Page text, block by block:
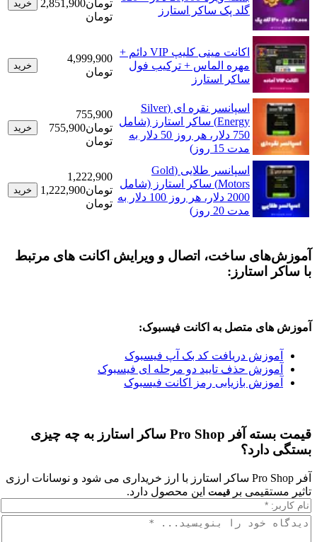
گلد پک ساکر استارز
تومان2,851,900
خرید
اکانت مینی کلیپ VIP دائم +
مهره الماس + ترکیب فول
ساکر استارز
4,999,900
تومان
خرید
اسپانسر نقره ای (Silver
Energy) ساکر استارز (شامل
750 دلار، هر روز 50 دلار به
مدت 15 روز)
755,900
تومان755,900
تومان
خرید
اسپانسر طلایی (Gold
Motors) ساکر استارز (شامل
2000 دلار، هر روز 100 دلار به
مدت 20 روز)
1,222,900
تومان1,222,900
تومان
خرید
ساخت، اتصال و ویرایش اکانت های مرتبط
استارز:
متصل به اکانت فیسبوک:
دریافت کد بک آپ فیسبوک
حذف تایید دو مرحله ای فیسبوک
بازیابی رمز اکانت فیسبوک
قیمت بسته آفر Pro Shop ساکر استارز به چه چیزی
آفر Pro Shop ساکر استارز با ارز خریداری می شود و نوسانات ارزی
برقیمتاین محصول دارد.